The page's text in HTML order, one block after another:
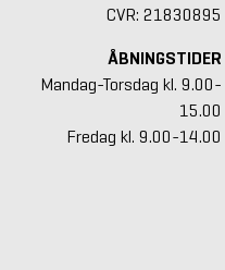
CVR: 21830895
ÅBNINGSTIDER
Mandag-Torsdag kl. 9.00-
15.00
Fredag kl. 9.00-14.00